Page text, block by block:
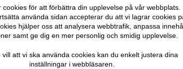
cookies för att förbättra din upplevelse på vår webbplats.
använda sidan accepterar du att vi lagrar cookies
hjälper oss att analysera webbtrafik, anpassa
samt ge dig en mer personlig och smidig upplevelse.
vill att vi ska använda cookies kan du enkelt justera dina
inställningar i webbläsaren.
Ditt telefonnummer